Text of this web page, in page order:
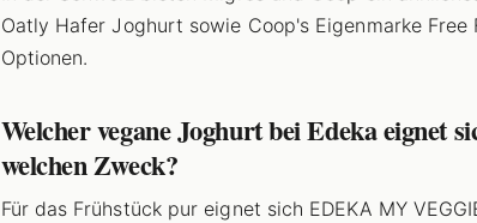
Oatly Hafer Joghurt sowie Coop's Eigenmarke Free
Optionen.
Welcher vegane Joghurt bei Edeka eignet
welchen Zweck?
Für das Frühstück pur eignet sich EDEKA MY